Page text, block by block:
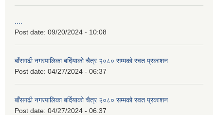
Post date: 09/20/2024 - 10:08
बाँसगढी नगरपालिका बर्दियाको चैत्र २०८० सम्मको स्वत प्रकाशन
Post date: 04/27/2024 - 06:37
बाँसगढी नगरपालिका बर्दियाको चैत्र २०८० सम्मको स्वत प्रकाशन
Post date: 04/27/2024 - 06:37